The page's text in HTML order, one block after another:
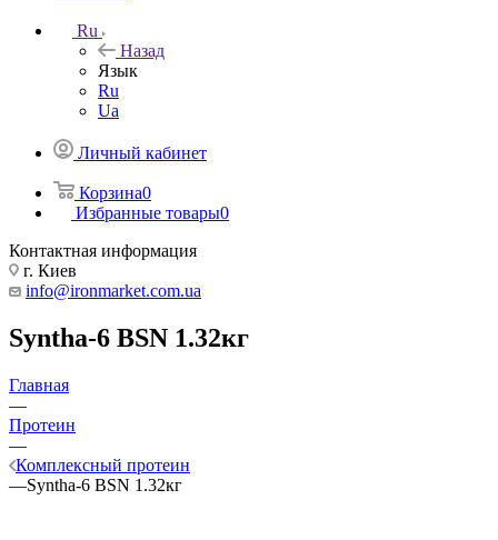
Ru
Назад
Язык
Ru
Ua
Личный кабинет
Корзина0
Избранные товары0
Контактная информация
г. Киев
info@ironmarket.com.ua
Syntha-6 BSN 1.32кг
Главная
—
Протеин
—
Комплексный протеин
—Syntha-6 BSN 1.32кг